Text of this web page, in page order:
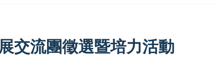
交流團徵選暨培力活動